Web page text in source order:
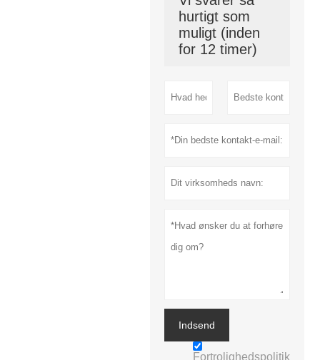
hurtigt som
muligt (inden
for 12 timer)
Indsend
Fortrolighedspolitik